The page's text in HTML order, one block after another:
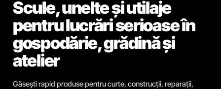
Scule, unelte și utilaje
pentru lucrări serioase în
gospodărie, grădină și
atelier
Găsești rapid produse pentru curte, construcții, reparații,